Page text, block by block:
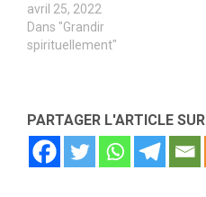
avril 25, 2022
Dans "Grandir
spirituellement"
PARTAGER L'ARTICLE SUR